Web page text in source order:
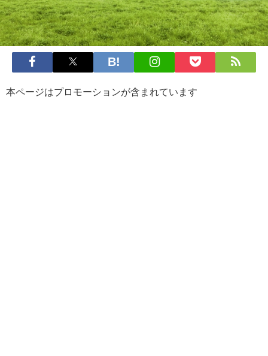
本ページはプロモーションが含まれています